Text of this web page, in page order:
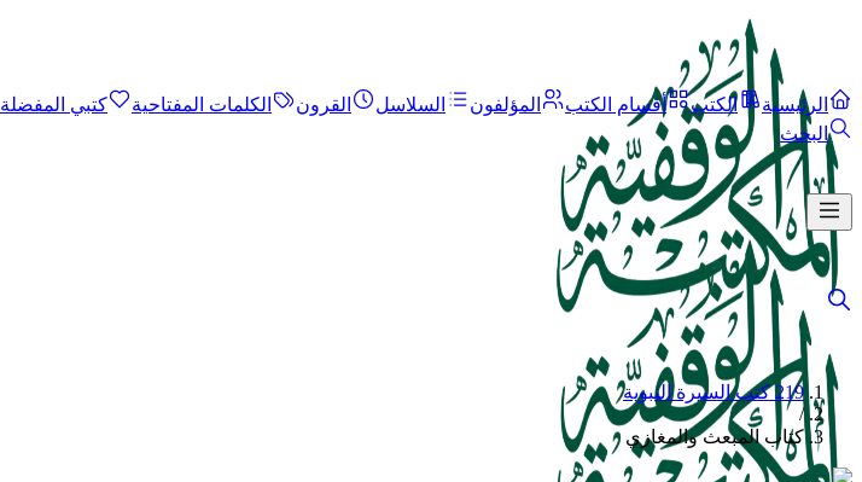
الرئيسية الكتب أقسام الكتب المؤلفون السلاسل القرون الكلمات المفتاحية
كتبي المفضلة
البحث
219 كتب السيرة النبوية
/
كتاب المبعث والمغازي